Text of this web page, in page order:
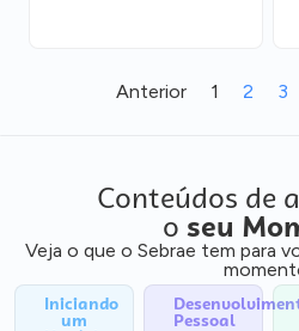
Anterior 1 2 3
Conteúdos de
o seu
Veja o que o Sebrae tem para
Iniciando
um Pessoal